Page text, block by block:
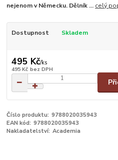
nejenom v Německu. Dělník ... celý
Dostupnost Skladem
495 Kč/ks
495 Kč bez DPH
Číslo produktu: 9788020035943
EAN kód: 9788020035943
Nakladatelství: Academia